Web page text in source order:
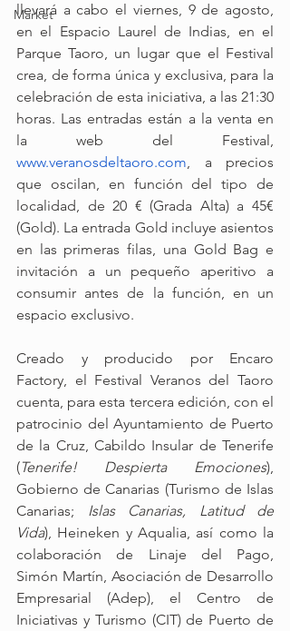
Market
llevará a cabo el viernes, 9 de agosto,
en el Espacio Laurel de Indias, en el
Parque Taoro, un lugar que el Festival
crea, de forma única y exclusiva, para la
celebración de esta iniciativa, a las 21:30
horas. Las entradas están a la venta en
www.veranosdeltaoro.com, a precios
que oscilan, en función del tipo de
localidad, de 20 € (Grada Alta) a 45€
(Gold). La entrada Gold incluye asientos
en las primeras filas, una Gold Bag e
invitación a un pequeño aperitivo a
consumir antes de la función, en un
espacio exclusivo.
Creado y producido por Encaro
Factory, el Festival Veranos del Taoro
cuenta, para esta tercera edición, con el
patrocinio del Ayuntamiento de Puerto
de la Cruz, Cabildo Insular de Tenerife
(Tenerife! Despierta Emociones),
Gobierno de Canarias (Turismo de Islas
Canarias; Islas Canarias, Latitud de
Vida), Heineken y Aqualia, así como la
colaboración de Linaje del Pago,
Simón Martín, Asociación de Desarrollo
Empresarial (Adep), el Centro de
Iniciativas y Turismo (CIT) de Puerto de